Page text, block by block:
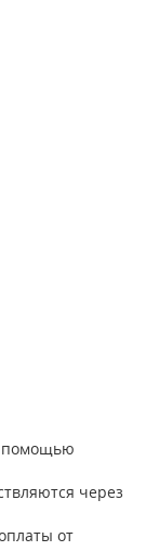
помощью
через
от